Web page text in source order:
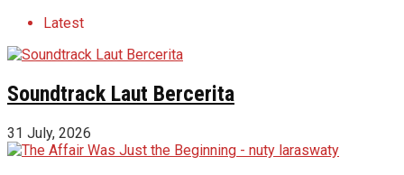
Latest
Soundtrack Laut Bercerita
31 July, 2026